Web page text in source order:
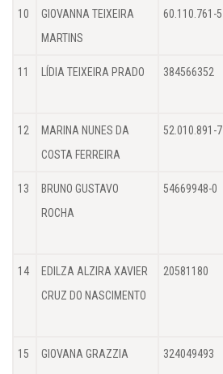
10
GIOVANNA TEIXEIRA
MARTINS
60.110.761-5
11 LÍDIA TEIXEIRA PRADO 384566352
12
MARINA NUNES DA
COSTA FERREIRA
52.010.891-7
13
BRUNO GUSTAVO
ROCHA
54669948-0
14
EDILZA ALZIRA XAVIER
CRUZ DO NASCIMENTO
20581180
15 GIOVANA GRAZZIA 324049493